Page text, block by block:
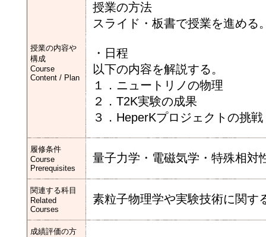
授業の内容や
構成
Course
Content / Plan
授業の方法
スライド・板書で授業を進める
・日程
以下の内容を解説する。
１．ニュートリノの物理
２．T2K実験の成果
３．HeperKプロジェクトの挑戦
履修条件
Course
Prerequisites
量子力学・電磁気学・特殊相対
関連する科目
Related
Courses
素粒子物理学や実験技術に関す
成績評価の方